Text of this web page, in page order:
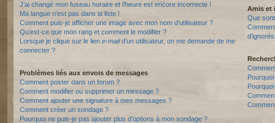
J’ai changé mon fuseau horaire et l’heure est encore incorrecte !
Ma langue n’est pas dans la liste !
Comment puis-je afficher une image avec mon nom d’utilisateur ?
Qu’est-ce que mon rang et comment le modifier ?
Lorsque je clique sur le lien e-maild’un utilisateur, on me demande de me
connecter ?
Problèmes liés aux envois de messages
Comment poster dans un forum ?
Comment modifier ou supprimer un message ?
Comment ajouter une signature à mes messages ?
Comment créer un sondage ?
Pourquoi ne puis-je pas ajouter plus d’options à mon sondage ?
Amis et
Que